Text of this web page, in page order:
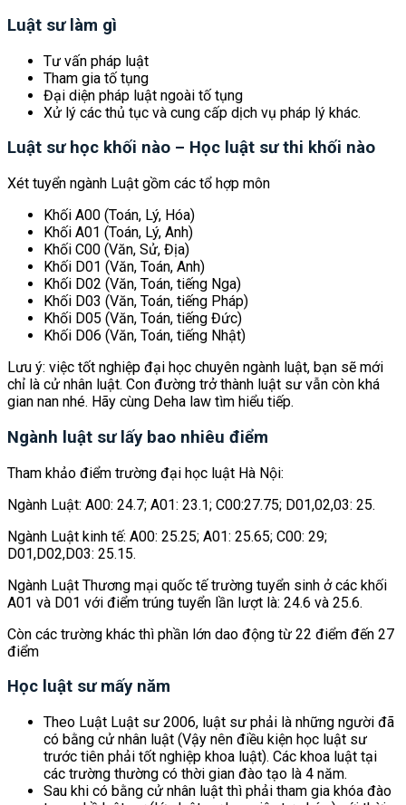
Luật sư làm gì
Tư vấn pháp luật
Tham gia tố tụng
Đại diện pháp luật ngoài tố tụng
Xử lý các thủ tục và cung cấp dịch vụ pháp lý khác.
Luật sư học khối nào – Học luật sư thi khối nào
Xét tuyển ngành Luật gồm các tổ hợp môn
Khối A00 (Toán, Lý, Hóa)
Khối A01 (Toán, Lý, Anh)
Khối C00 (Văn, Sử, Địa)
Khối D01 (Văn, Toán, Anh)
Khối D02 (Văn, Toán, tiếng Nga)
Khối D03 (Văn, Toán, tiếng Pháp)
Khối D05 (Văn, Toán, tiếng Đức)
Khối D06 (Văn, Toán, tiếng Nhật)
Lưu ý: việc tốt nghiệp đại học chuyên ngành luật, bạn sẽ mới
chỉ là cử nhân luật. Con đường trở thành luật sư vẫn còn khá
gian nan nhé. Hãy cùng Deha law tìm hiểu tiếp.
Ngành luật sư lấy bao nhiêu điểm
Tham khảo điểm trường đại học luật Hà Nội:
Ngành Luật: A00: 24.7; A01: 23.1; C00:27.75; D01,02,03: 25.
Ngành Luật kinh tế: A00: 25.25; A01: 25.65; C00: 29;
D01,D02,D03: 25.15.
Ngành Luật Thương mại quốc tế trường tuyển sinh ở các khối
A01 và D01 với điểm trúng tuyển lần lượt là: 24.6 và 25.6.
Còn các trường khác thì phần lớn dao động từ 22 điểm đến 27
điểm
Học luật sư mấy năm
Theo Luật Luật sư 2006, luật sư phải là những người đã
có bằng cử nhân luật (Vậy nên điều kiện học luật sư
trước tiên phải tốt nghiệp khoa luật). Các khoa luật tại
các trường thường có thời gian đào tạo là 4 năm.
Sau khi có bằng cử nhân luật thì phải tham gia khóa đào